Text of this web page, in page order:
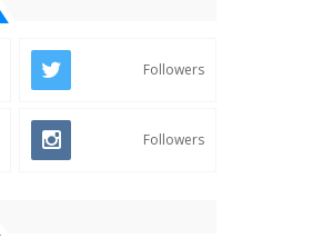
Followers
Followers